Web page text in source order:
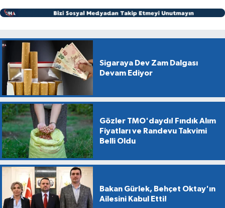
Sigaraya Dev Zam Dalgası
Devam Ediyor
Gözler TMO'daydı! Fındık Alım
Fiyatları ve Randevu Takvimi
Belli Oldu
Bakan Gürlek, Behçet Oktay'ın
Ailesini Kabul Etti!